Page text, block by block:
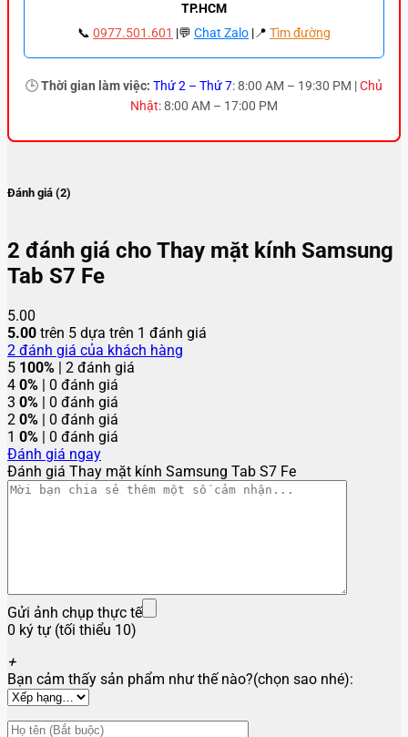
TP.HCM
📞 0977.501.601 |💬 Chat Zalo |📍 Tìm đường
🕒Thời gian làm việc: Thứ 2 – Thứ 7: 8:00 AM – 19:30 PM |Chủ
Nhật: 8:00 AM – 17:00 PM
Đánh giá (2)
2 đánh giá cho Thay mặt kính Samsung
Tab S7 Fe
5.00
5.00 trên 5 dựa trên 1 đánh giá
2 đánh giá của khách hàng
5 100% | 2 đánh giá
4 0% | 0 đánh giá
3 0% | 0 đánh giá
2 0% | 0 đánh giá
1 0% | 0 đánh giá
Đánh giá ngay
Đánh giá Thay mặt kính Samsung Tab S7 Fe
Gửi ảnh chụp thực tế
0 ký tự (tối thiểu 10)
+
Bạn cảm thấy sản phẩm như thế nào?(chọn sao nhé):